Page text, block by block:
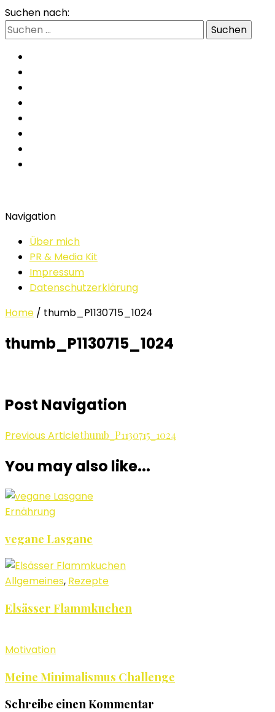
Suchen nach:
Navigation
Über mich
PR & Media Kit
Impressum
Datenschutzerklärung
Home / thumb_P1130715_1024
thumb_P1130715_1024
Post Navigation
Previous Articlethumb_P1130715_1024
You may also like...
Ernährung
vegane Lasgane
Allgemeines, Rezepte
Elsässer Flammkuchen
Motivation
Meine Minimalismus Challenge
Schreibe einen Kommentar